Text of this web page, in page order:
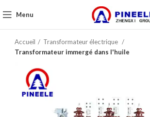
Menu
Accueil
Transformateur électrique
Transformateur immergé dans l'huile